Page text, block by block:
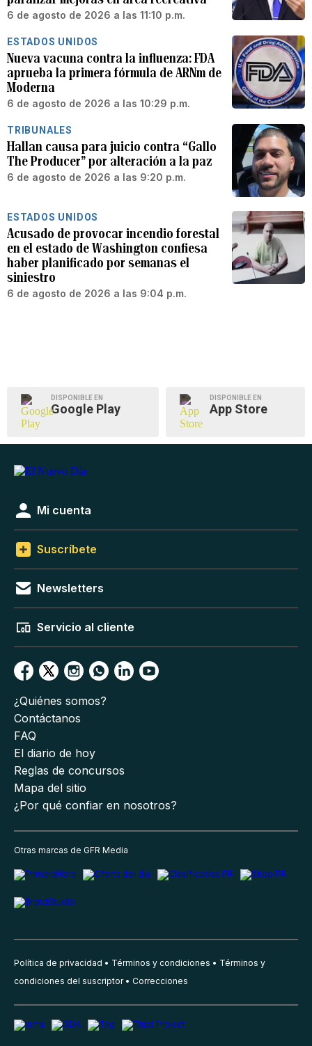
6 de agosto de 2026 a las 11:10 p.m.
ESTADOS UNIDOS
Nueva vacuna contra la influenza: FDA
aprueba la primera fórmula de ARNm de
Moderna
6 de agosto de 2026 a las 10:29 p.m.
TRIBUNALES
Hallan causa para juicio contra “Gallo
The Producer” por alteración a la paz
6 de agosto de 2026 a las 9:20 p.m.
ESTADOS UNIDOS
Acusado de provocar incendio forestal
en el estado de Washington confiesa
haber planificado por semanas el
siniestro
6 de agosto de 2026 a las 9:04 p.m.
DISPONIBLE EN
Google Play
DISPONIBLE EN
App Store
Mi cuenta
Suscríbete
Newsletters
Servicio al cliente
¿Quiénes somos?
Contáctanos
FAQ
El diario de hoy
Reglas de concursos
Mapa del sitio
¿Por qué confiar en nosotros?
Otras marcas de GFR Media
Política de privacidad Términos y condiciones
Términos y
condiciones del suscriptor
Correcciones